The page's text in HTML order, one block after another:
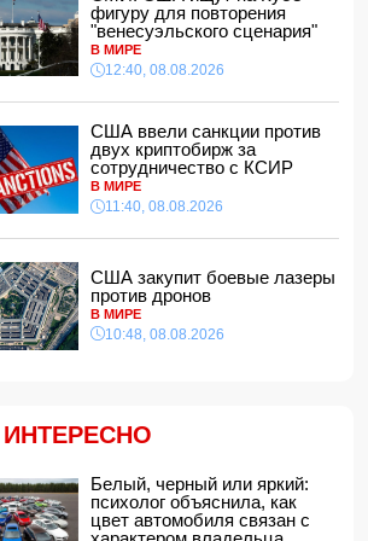
08.08.2026
прокомментировали обвинения
в спонсировании любовницы
закупит лазерные
установки на 400 млн
08.08.2026
дефицит важнейшего продукта
08.08.2026
отреагировала на статус
вдовы"
08.08.2026
Пакистана принял посла
министр Армении: В ближайшее
мы приступим к практической
проекта TRIPP
фигуру для повторения
"венесуэльского сценария"
В МИРЕ
12:40, 08.08.2026
США ввели санкции против
двух криптобирж за
сотрудничество с КСИР
В МИРЕ
11:40, 08.08.2026
США закупит боевые лазеры
против дронов
В МИРЕ
10:48, 08.08.2026
Белый, черный или яркий:
психолог объяснила, как
цвет автомобиля связан с